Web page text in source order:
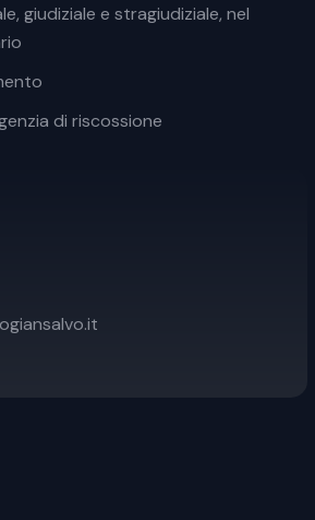
giudiziale e stragiudiziale, nel
di riscossione